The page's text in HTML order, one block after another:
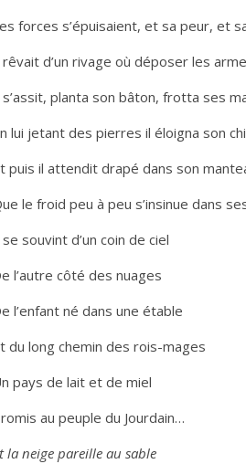
forces s’épuisaient, et sa peur, et
d’un rivage où déposer les
planta son bâton, frotta ses
lui jetant des pierres il éloigna son
puis il attendit drapé dans son
le froid peu à peu s’insinue dans
souvint d’un coin de ciel
l’autre côté des nuages
l’enfant né dans une étable
du long chemin des rois-mages
pays de lait et de miel
au peuple du Jourdain…
la neige pareille au sable